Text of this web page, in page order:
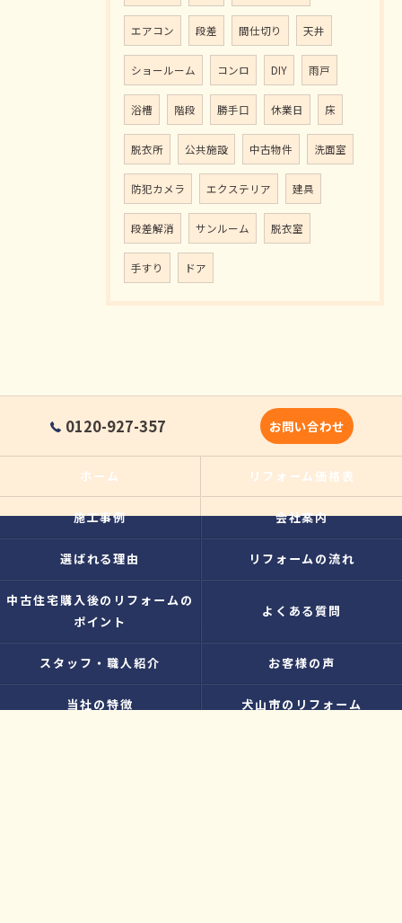
エアコン 段差 間仕切り 天井
ショールーム コンロ DIY 雨戸
浴槽 階段 勝手口 休業日 床
脱衣所 公共施設 中古物件 洗面室
防犯カメラ エクステリア 建具
段差解消 サンルーム 脱衣室
手すり ドア
0120-927-357 お問い合わせ
ホーム リフォーム価格表
施工事例 会社案内
選ばれる理由 リフォームの流れ
中古住宅購入後のリフォームの
ポイント
よくある質問
スタッフ・職人紹介 お客様の声
当社の特徴 犬山市のリフォーム